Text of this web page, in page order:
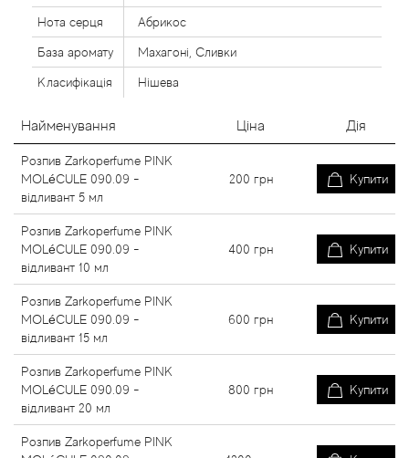
Нота серця Абрикос
База аромату Махагоні, Сливки
Класифікація Нішева
Найменування Ціна Дія
Розпив Zarkoperfume PINK
MOLéCULE 090.09 -
відливант 5 мл
200 грн Купити
Розпив Zarkoperfume PINK
MOLéCULE 090.09 -
відливант 10 мл
400 грн Купити
Розпив Zarkoperfume PINK
MOLéCULE 090.09 -
відливант 15 мл
600 грн Купити
Розпив Zarkoperfume PINK
MOLéCULE 090.09 -
відливант 20 мл
800 грн Купити
Розпив Zarkoperfume PINK